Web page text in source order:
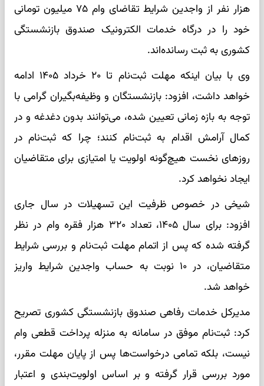
هزار نفر از واجدین شرایط تقاضای وام ۷۵ میلیون تومانی
خود را در درگاه خدمات الکترونیک صندوق بازنشستگی
کشوری به ثبت رسانده‌اند.
وی با بیان اینکه مهلت ثبت‌نام تا ۲۰ خرداد ۱۴۰۵ ادامه
خواهد داشت، افزود: بازنشستگان و وظیفه‌بگیران گرامی با
توجه به بازه زمانی تعیین شده، می‌توانند بدون دغدغه و در
کمال آرامش اقدام به ثبت‌نام کنند؛ چرا که ثبت‌نام در
روزهای نخست هیچ‌گونه اولویت یا امتیازی برای متقاضیان
ایجاد نخواهد کرد.
شیخی در خصوص ظرفیت این تسهیلات در سال جاری
افزود: برای سال ۱۴۰۵، تعداد ۳۲۰ هزار فقره وام در نظر
گرفته شده که پس از اتمام مهلت ثبت‌نام و بررسی شرایط
متقاضیان، در ۱۰ نوبت به حساب واجدین شرایط واریز
خواهد شد.
مدیرکل خدمات رفاهی صندوق بازنشستگی کشوری تصریح
کرد: ثبت‌نام موفق در سامانه به منزله پرداخت قطعی وام
نیست، بلکه تمامی درخواست‌ها پس از پایان مهلت مقرر،
مورد بررسی قرار گرفته و بر اساس اولویت‌بندی و اعتبار